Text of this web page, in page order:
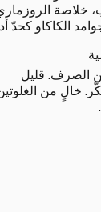
خلاصة
الصرف. قليل
من 1 غ من السكّر. خالٍ من